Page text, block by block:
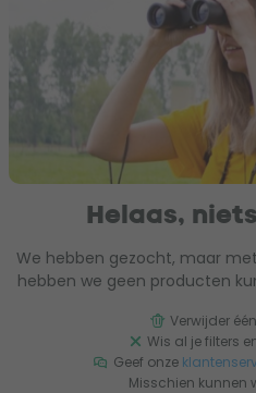
Helaas,
We hebben gezocht, maar
hebben we geen producten
Verwijder
Wis al je filters
Geef onze
Misschien kunnen